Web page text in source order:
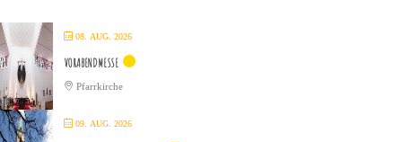
08. AUG. 2026
VORABENDMESSE
Pfarrkirche
09. AUG. 2026